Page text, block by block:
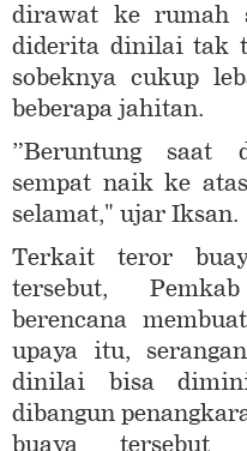
dirawat ke rumah
diderita dinilai tak
sobeknya cukup
beberapa jahitan.
”Beruntung saat
sempat naik ke
selamat," ujar Iksan.
Terkait teror
tersebut,
berencana
upaya itu,
dinilai bisa
dibangun
buaya